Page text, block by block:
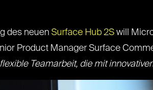
des neuen Surface Hub 2S will
Product Manager Surface
Teamarbeit, die mit